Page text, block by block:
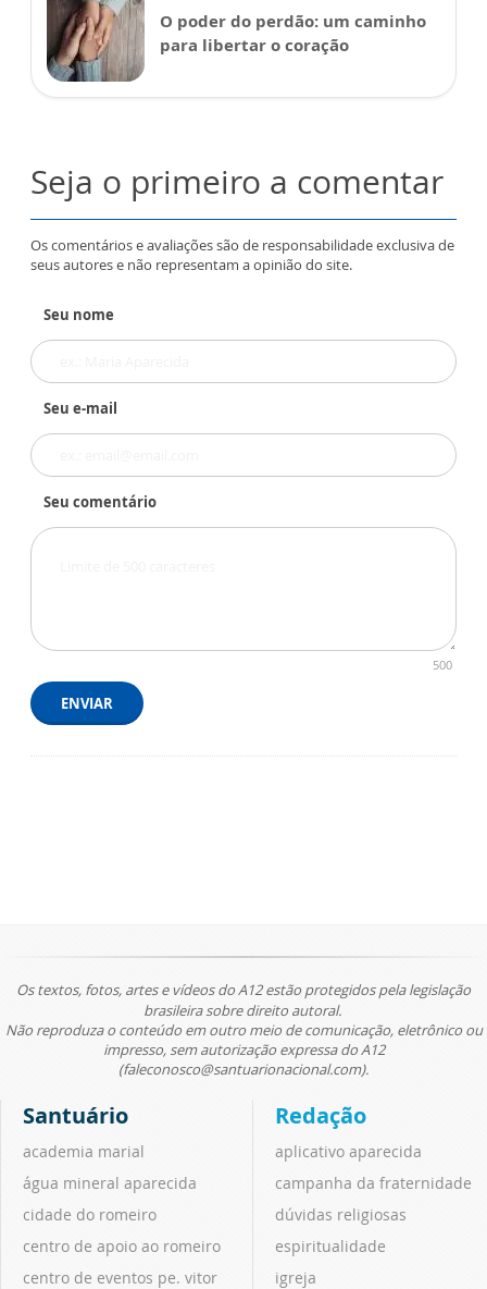
O poder do perdão: um caminho
para libertar o coração
Seja o primeiro a comentar
Os comentários e avaliações são de responsabilidade exclusiva de
seus autores e não representam a opinião do site.
Seu nome
Seu e-mail
Seu comentário
500
ENVIAR
Os textos, fotos, artes e vídeos do A12 estão protegidos pela legislação
brasileira sobre direito autoral.
Não reproduza o conteúdo em outro meio de comunicação, eletrônico ou
impresso, sem autorização expressa do A12
(faleconosco@santuarionacional.com).
Santuário
academia marial
água mineral aparecida
cidade do romeiro
centro de apoio ao romeiro
centro de eventos pe. vitor
Redação
aplicativo aparecida
campanha da fraternidade
dúvidas religiosas
espiritualidade
igreja